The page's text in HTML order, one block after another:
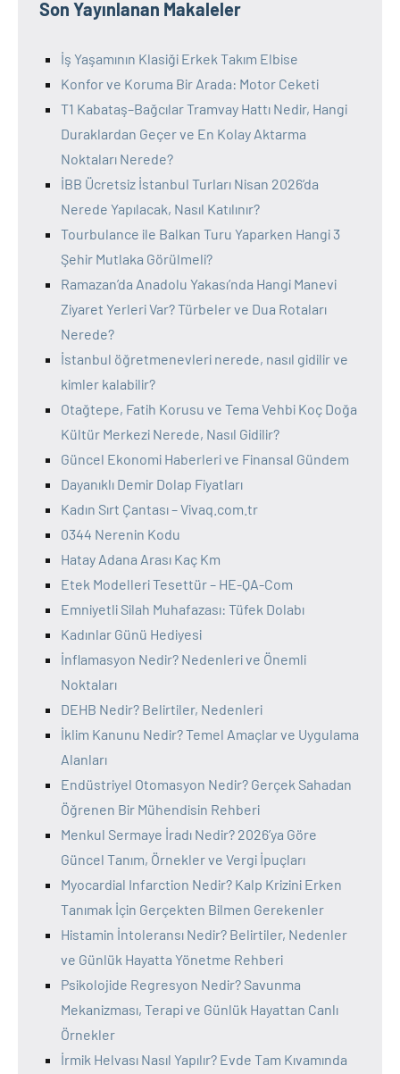
Son Yayınlanan Makaleler
İş Yaşamının Klasiği Erkek Takım Elbise
Konfor ve Koruma Bir Arada: Motor Ceketi
T1 Kabataş–Bağcılar Tramvay Hattı Nedir, Hangi
Duraklardan Geçer ve En Kolay Aktarma
Noktaları Nerede?
İBB Ücretsiz İstanbul Turları Nisan 2026’da
Nerede Yapılacak, Nasıl Katılınır?
Tourbulance ile Balkan Turu Yaparken Hangi 3
Şehir Mutlaka Görülmeli?
Ramazan’da Anadolu Yakası’nda Hangi Manevi
Ziyaret Yerleri Var? Türbeler ve Dua Rotaları
Nerede?
İstanbul öğretmenevleri nerede, nasıl gidilir ve
kimler kalabilir?
Otağtepe, Fatih Korusu ve Tema Vehbi Koç Doğa
Kültür Merkezi Nerede, Nasıl Gidilir?
Güncel Ekonomi Haberleri ve Finansal Gündem
Dayanıklı Demir Dolap Fiyatları
Kadın Sırt Çantası – Vivaq.com.tr
0344 Nerenin Kodu
Hatay Adana Arası Kaç Km
Etek Modelleri Tesettür – HE-QA-Com
Emniyetli Silah Muhafazası: Tüfek Dolabı
Kadınlar Günü Hediyesi
İnflamasyon Nedir? Nedenleri ve Önemli
Noktaları
DEHB Nedir? Belirtiler, Nedenleri
İklim Kanunu Nedir? Temel Amaçlar ve Uygulama
Alanları
Endüstriyel Otomasyon Nedir? Gerçek Sahadan
Öğrenen Bir Mühendisin Rehberi
Menkul Sermaye İradı Nedir? 2026’ya Göre
Güncel Tanım, Örnekler ve Vergi İpuçları
Myocardial Infarction Nedir? Kalp Krizini Erken
Tanımak İçin Gerçekten Bilmen Gerekenler
Histamin İntoleransı Nedir? Belirtiler, Nedenler
ve Günlük Hayatta Yönetme Rehberi
Psikolojide Regresyon Nedir? Savunma
Mekanizması, Terapi ve Günlük Hayattan Canlı
Örnekler
İrmik Helvası Nasıl Yapılır? Evde Tam Kıvamında